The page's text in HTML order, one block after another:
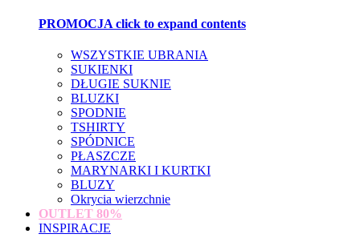
PROMOCJA click to expand contents
WSZYSTKIE UBRANIA
SUKIENKI
DŁUGIE SUKNIE
BLUZKI
SPODNIE
TSHIRTY
SPÓDNICE
PŁASZCZE
MARYNARKI I KURTKI
BLUZY
Okrycia wierzchnie
OUTLET 80%
INSPIRACJE